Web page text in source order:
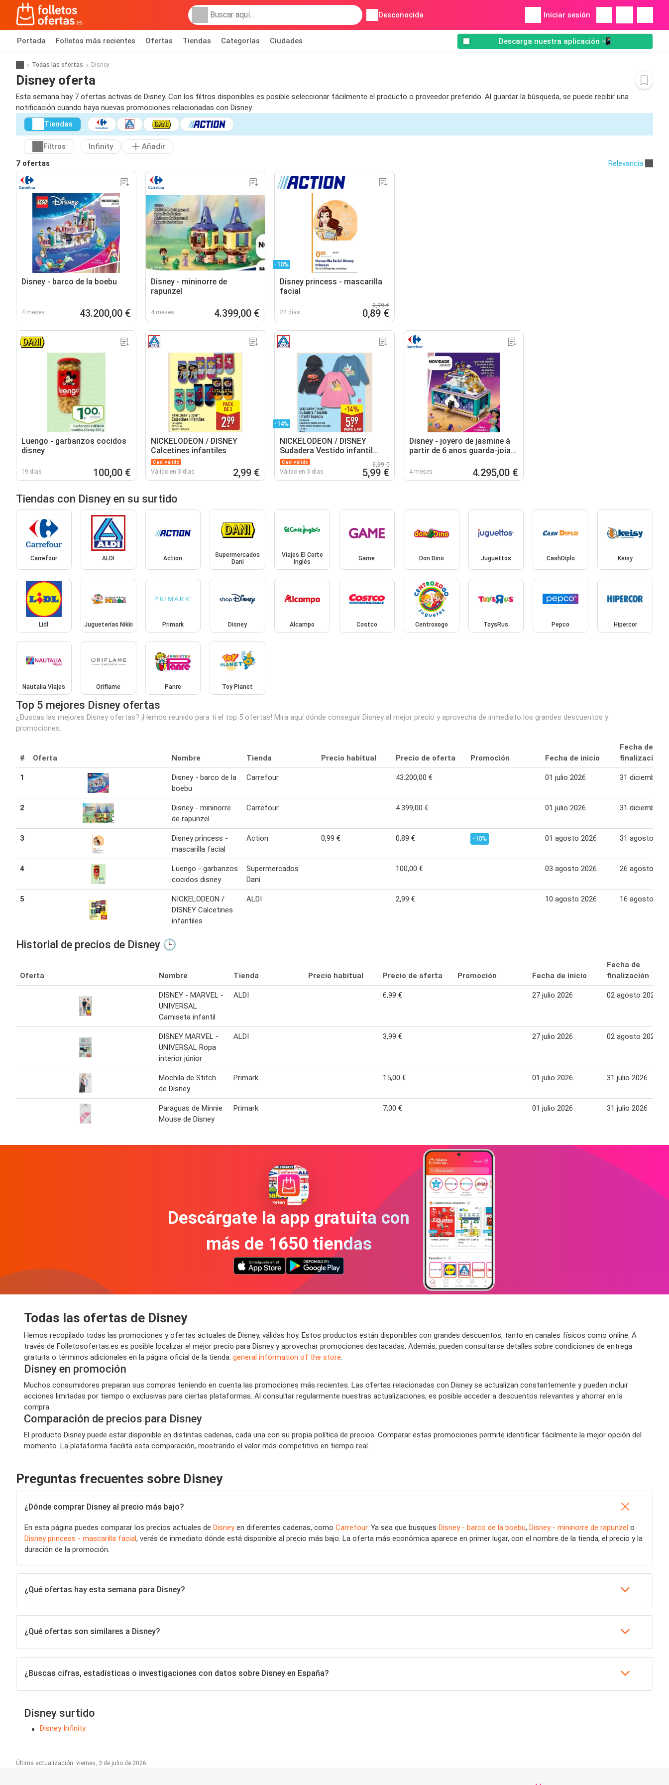
Desconocida Iniciar sesión
Portada Folletos más recientes Ofertas Tiendas Categorías Ciudades Descarga nuestra aplicación 📲
Todas las ofertas Disney
Disney oferta
Esta semana hay 7 ofertas activas de Disney. Con los filtros disponibles es posible seleccionar fácilmente el producto o proveedor preferido. Al guardar la búsqueda, se puede recibir una
notificación cuando haya nuevas promociones relacionadas con Disney.
Tiendas
Filtros Infinity
Añadir
7 ofertas
Relevancia
Disney - barco de la boebu
4 meses 43.200,00 €
Disney - mininorre de
rapunzel
4 meses 4.399,00 €
-10%
Disney princess - mascarilla
facial
24 días
0,99 €
0,89 €
Luengo - garbanzos cocidos
disney
19 días 100,00 €
NICKELODEON / DISNEY
Calcetines infantiles
Casi válido
Válido en 3 días 2,99 €
-14%
NICKELODEON / DISNEY
Sudadera Vestido infantil
licencia Con algodón.
Casi válido
Válido en 3 días
6,99 €
5,99 €
Disney - joyero de jasmine à
partir de 6 anos guarda-joias
4 meses 4.295,00 €
Tiendas con Disney en su surtido
Carrefour ALDI Action
Supermercados
Dani
Viajes El Corte
Inglés
Game Don Dino Juguettos CashDiplo Keisy
Lidl Jugueterías Nikki Primark Disney Alcampo Costco Centroxogo ToysRus Pepco Hipercor
Nautalia Viajes Oriflame Panre Toy Planet
Top 5 mejores Disney ofertas
¿Buscas las mejores Disney ofertas? ¡Hemos reunido para ti el top 5 ofertas! Mira aquí dónde conseguir Disney al mejor precio y aprovecha de inmediato los grandes descuentos y
promociones.
# Oferta Nombre Tienda Precio habitual Precio de oferta Promoción Fecha de inicio
Fecha de
finalización
1
Disney - barco de la
boebu
Carrefour 43.200,00 € 01 julio 2026 31 diciembre
2
Disney - mininorre
de rapunzel
Carrefour 4.399,00 € 01 julio 2026 31 diciembre
3
Disney princess -
mascarilla facial
Action 0,99 € 0,89 € -10% 01 agosto 2026 31 agosto
4
Luengo - garbanzos
cocidos disney
Supermercados
Dani
100,00 € 03 agosto 2026 26 agosto
5
NICKELODEON /
DISNEY Calcetines
infantiles
ALDI 2,99 € 10 agosto 2026 16 agosto
Historial de precios de Disney 🕒
Oferta Nombre Tienda Precio habitual Precio de oferta Promoción Fecha de inicio
Fecha de
finalización
DISNEY - MARVEL -
UNIVERSAL
Camiseta infantil
ALDI 6,99 € 27 julio 2026 02 agosto 2026
DISNEY MARVEL -
UNIVERSAL Ropa
interior júnior
ALDI 3,99 € 27 julio 2026 02 agosto 2026
Mochila de Stitch
de Disney
Primark 15,00 € 01 julio 2026 31 julio 2026
Paraguas de Minnie
Mouse de Disney
Primark 7,00 € 01 julio 2026 31 julio 2026
Descárgate la app gratuita con
más de 1650 tiendas
Todas las ofertas de Disney
Hemos recopilado todas las promociones y ofertas actuales de Disney, válidas hoy. Estos productos están disponibles con grandes descuentos, tanto en canales físicos como online. A
través de Folletosofertas.es es posible localizar el mejor precio para Disney y aprovechar promociones destacadas. Además, pueden consultarse detalles sobre condiciones de entrega
gratuita o términos adicionales en la página oficial de la tienda: general information of the store.
Disney en promoción
Muchos consumidores preparan sus compras teniendo en cuenta las promociones más recientes. Las ofertas relacionadas con Disney se actualizan constantemente y pueden incluir
acciones limitadas por tiempo o exclusivas para ciertas plataformas. Al consultar regularmente nuestras actualizaciones, es posible acceder a descuentos relevantes y ahorrar en la
compra.
Comparación de precios para Disney
El producto Disney puede estar disponible en distintas cadenas, cada una con su propia política de precios. Comparar estas promociones permite identificar fácilmente la mejor opción del
momento. La plataforma facilita esta comparación, mostrando el valor más competitivo en tiempo real.
Preguntas frecuentes sobre Disney
¿Dónde comprar Disney al precio más bajo?
En esta página puedes comparar los precios actuales de Disneyen diferentes cadenas, como Carrefour. Ya sea que busques Disney - barco de la boebu, Disney - mininorre de rapunzel o
Disney princess - mascarilla facial, verás de inmediato dónde está disponible al precio más bajo. La oferta más económica aparece en primer lugar, con el nombre de la tienda, el precio y la
duración de la promoción.
¿Qué ofertas hay esta semana para Disney?
¿Qué ofertas son similares a Disney?
¿Buscas cifras, estadísticas o investigaciones con datos sobre Disney en España?
Disney surtido
Disney Infinity
Última actualización: viernes, 3 de julio de 2026